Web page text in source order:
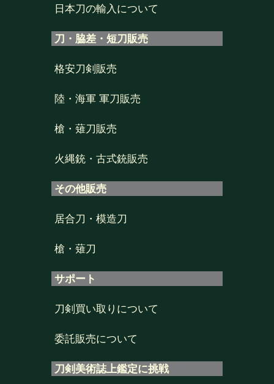
日本刀の輸入について
刀・脇差・短刀販売
格安刀剣販売
陸・海軍 軍刀販売
槍・薙刀販売
火縄銃・古式銃販売
その他販売
居合刀・模造刀
槍・薙刀
サポート
刀剣買い取りについて
委託販売について
刀剣美術誌上鑑定に挑戦